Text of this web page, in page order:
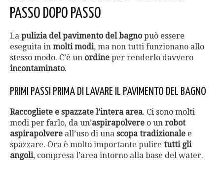
PASSO DOPO PASSO
La pulizia del pavimento del bagnopuò essere
eseguita in molti modi, ma non tutti funzionano allo
stesso modo. C’è un ordine per renderlo davvero
incontaminato.
PRIMI PASSI PRIMA DI LAVARE IL PAVIMENTO DEL BAGNO
Raccogliete e spazzate l’intera area. Ci sono molti
modi per farlo, da un’aspirapolvere o un robot
aspirapolvere all’uso di una scopa tradizionale e
spazzare. Ora è molto importante pulire tutti gli
angoli, compresa l’area intorno alla base del water.